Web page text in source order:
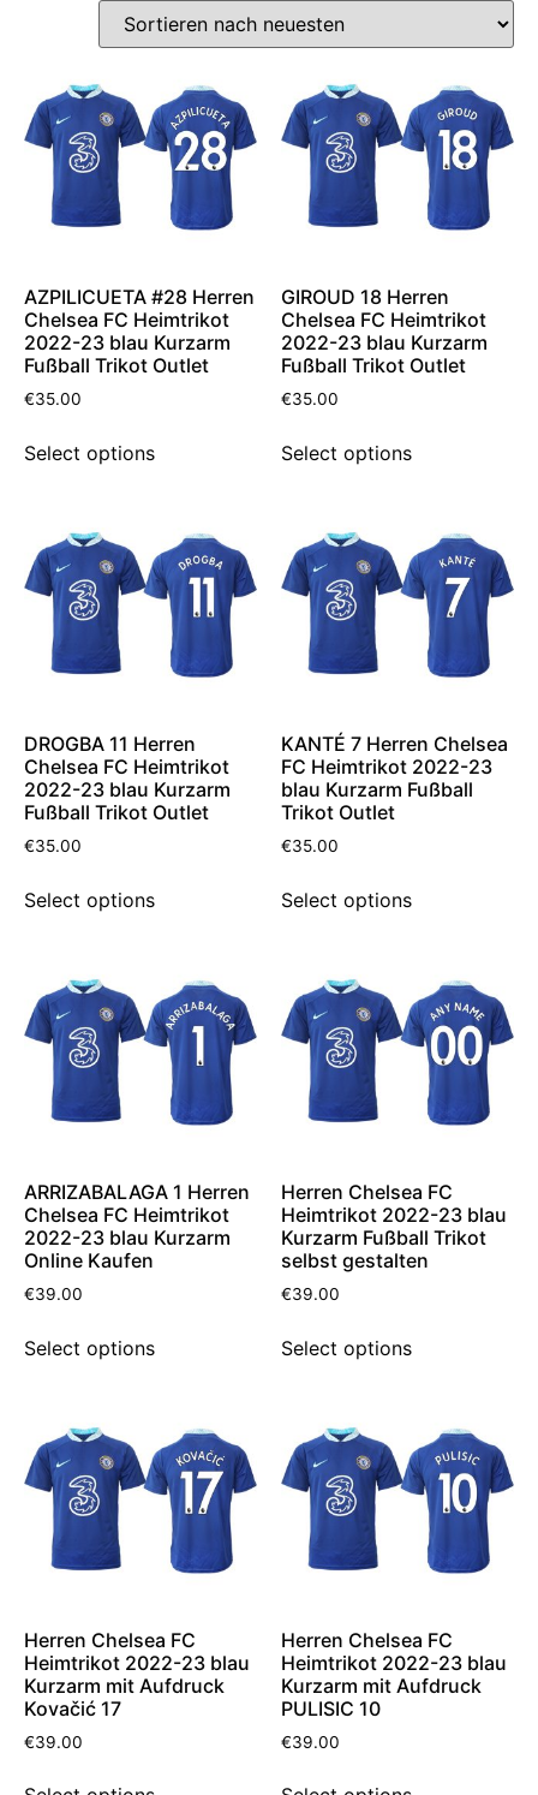
AZPILICUETA #28 Herren
Chelsea FC Heimtrikot
2022-23 blau Kurzarm
Fußball Trikot Outlet
€35.00
Select options
GIROUD 18 Herren
Chelsea FC Heimtrikot
2022-23 blau Kurzarm
Fußball Trikot Outlet
€35.00
Select options
DROGBA 11 Herren
Chelsea FC Heimtrikot
2022-23 blau Kurzarm
Fußball Trikot Outlet
€35.00
Select options
KANTÉ 7 Herren Chelsea
FC Heimtrikot 2022-23
blau Kurzarm Fußball
Trikot Outlet
€35.00
Select options
ARRIZABALAGA 1 Herren
Chelsea FC Heimtrikot
2022-23 blau Kurzarm
Online Kaufen
€39.00
Select options
Herren Chelsea FC
Heimtrikot 2022-23 blau
Kurzarm Fußball Trikot
selbst gestalten
€39.00
Select options
Herren Chelsea FC
Heimtrikot 2022-23 blau
Kurzarm mit Aufdruck
Kovačić 17
€39.00
Herren Chelsea FC
Heimtrikot 2022-23 blau
Kurzarm mit Aufdruck
PULISIC 10
€39.00